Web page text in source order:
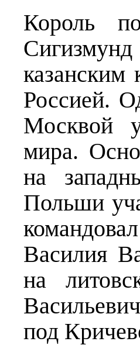
Король
Сигизмунд
казанским
Россией.
Москвой
мира.
на
Польши
Василия
на
под